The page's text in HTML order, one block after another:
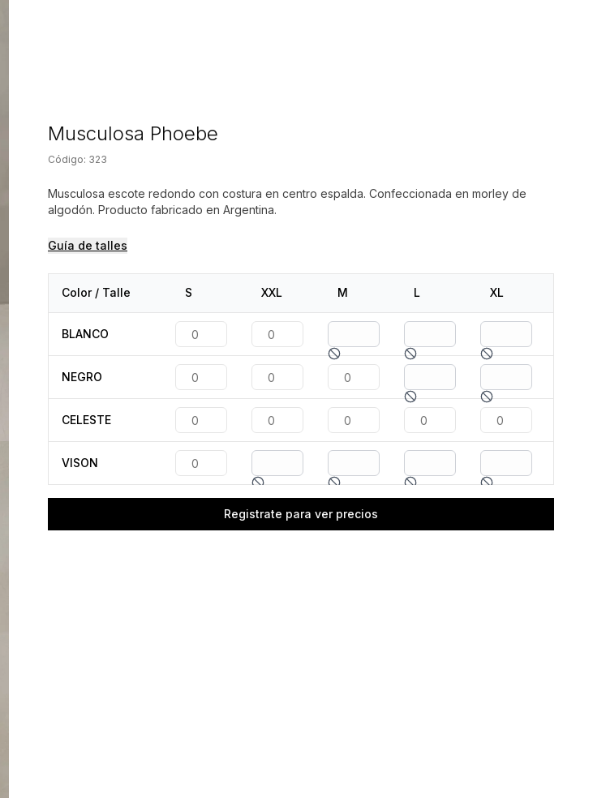
Musculosa Phoebe
Código: 323
Musculosa escote redondo con costura en centro espalda. Confeccionada en morley de
algodón. Producto fabricado en Argentina.
Guía de talles
Color / Talle S XXL M L XL
BLANCO
NEGRO
CELESTE
VISON
Registrate para ver precios